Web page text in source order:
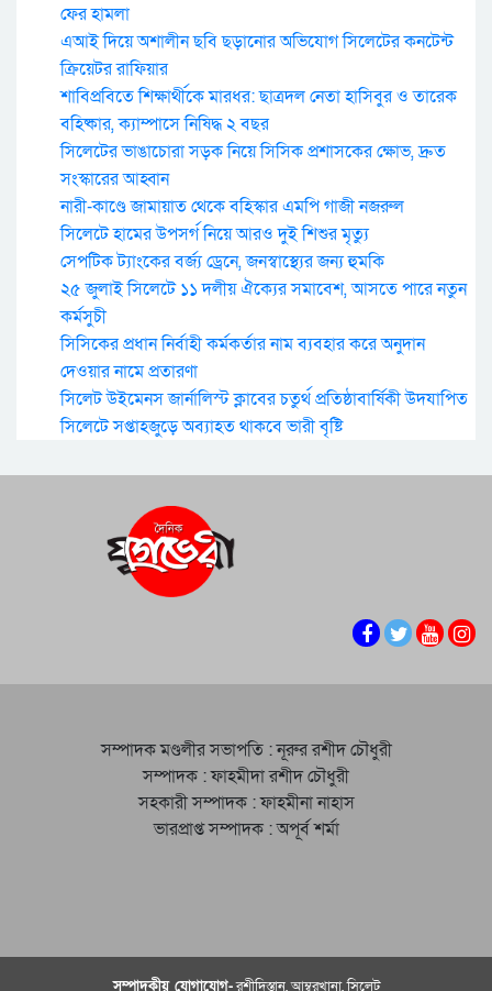
ফের হামলা
এআই দিয়ে অশালীন ছবি ছড়ানোর অভিযোগ সিলেটের কনটেন্ট
ক্রিয়েটর রাফিয়ার
শাবিপ্রবিতে শিক্ষার্থীকে মারধর: ছাত্রদল নেতা হাসিবুর ও তারেক
বহিষ্কার, ক্যাম্পাসে নিষিদ্ধ ২ বছর
সিলেটের ভাঙাচোরা সড়ক নিয়ে সিসিক প্রশাসকের ক্ষোভ, দ্রুত
সংস্কারের আহ্বান
নারী-কাণ্ডে জামায়াত থেকে বহিস্কার এমপি গাজী নজরুল
সিলেটে হামের উপসর্গ নিয়ে আরও দুই শিশুর মৃত্যু
সেপটিক ট্যাংকের বর্জ্য ড্রেনে, জনস্বাস্থ্যের জন্য হুমকি
২৫ জুলাই সিলেটে ১১ দলীয় ঐক্যের সমাবেশ, আসতে পারে নতুন
কর্মসুচী
সিসিকের প্রধান নির্বাহী কর্মকর্তার নাম ব্যবহার করে অনুদান
দেওয়ার নামে প্রতারণা
সিলেট উইমেনস জার্নালিস্ট ক্লাবের চতুর্থ প্রতিষ্ঠাবার্ষিকী উদযাপিত
সিলেটে সপ্তাহজুড়ে অব্যাহত থাকবে ভারী বৃষ্টি
সম্পাদক মণ্ডলীর সভাপতি : নূরুর রশীদ চৌধুরী
সম্পাদক : ফাহমীদা রশীদ চৌধুরী
সহকারী সম্পাদক : ফাহমীনা নাহাস
ভারপ্রাপ্ত সম্পাদক : অপূর্ব শর্মা
সম্পাদকীয় যােগাযোগ-রশীদিস্তান, আম্বরখানা, সিলেট